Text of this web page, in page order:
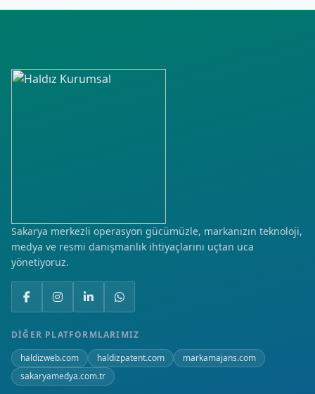
Sakarya merkezli operasyon gücümüzle, markanızın teknoloji,
medya ve resmi danışmanlık ihtiyaçlarını uçtan uca
yönetiyoruz.
DIĞER PLATFORMLARIMIZ
haldizweb.com
haldizpatent.com
markamajans.com
sakaryamedya.com.tr